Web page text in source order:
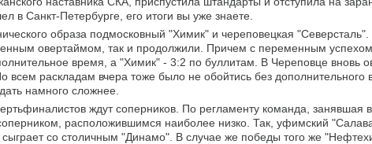
в Санкт-Петербурге, его итоги вы уже знаете.
образа подмосковный "Химик" и череповецкая
овертаймом, так и продолжили. Причем с переменным
время, а "Химик" - 3:2 по буллитам. В Череповце вновь
всем раскладам вчера тоже было не обойтись без
намного сложнее.
ждут соперников. По регламенту команда, занявшая
расположившимся наиболее низко. Так, уфимский
сыграет со столичным "Динамо". В случае же победы того же